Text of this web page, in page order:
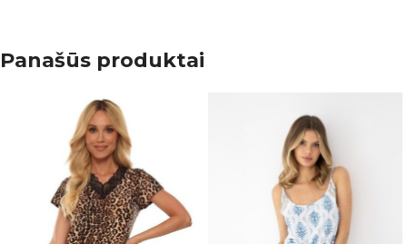
Panašūs produktai